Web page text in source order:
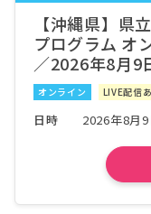
総合病院
神奈川県
医療法人社団こうか
神奈川県
長野県厚生農業協同
長野県
【沖縄県】県
プログラム オ
／2026年8月9
オンライン LIVE配信
日時 2026年8月